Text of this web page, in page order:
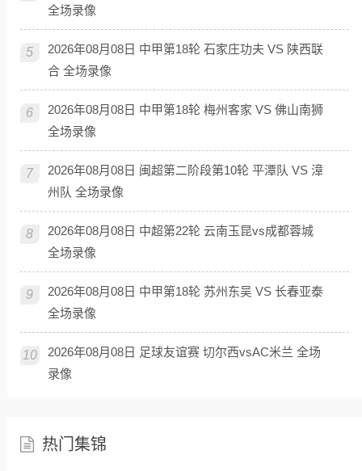
全场录像
5
2026年08月08日 中甲第18轮 石家庄功夫 VS 陕西联
合 全场录像
6
2026年08月08日 中甲第18轮 梅州客家 VS 佛山南狮
全场录像
7
2026年08月08日 闽超第二阶段第10轮 平潭队 VS 漳
州队 全场录像
8
2026年08月08日 中超第22轮 云南玉昆vs成都蓉城
全场录像
9
2026年08月08日 中甲第18轮 苏州东吴 VS 长春亚泰
全场录像
10
2026年08月08日 足球友谊赛 切尔西vsAC米兰 全场
录像
热门集锦